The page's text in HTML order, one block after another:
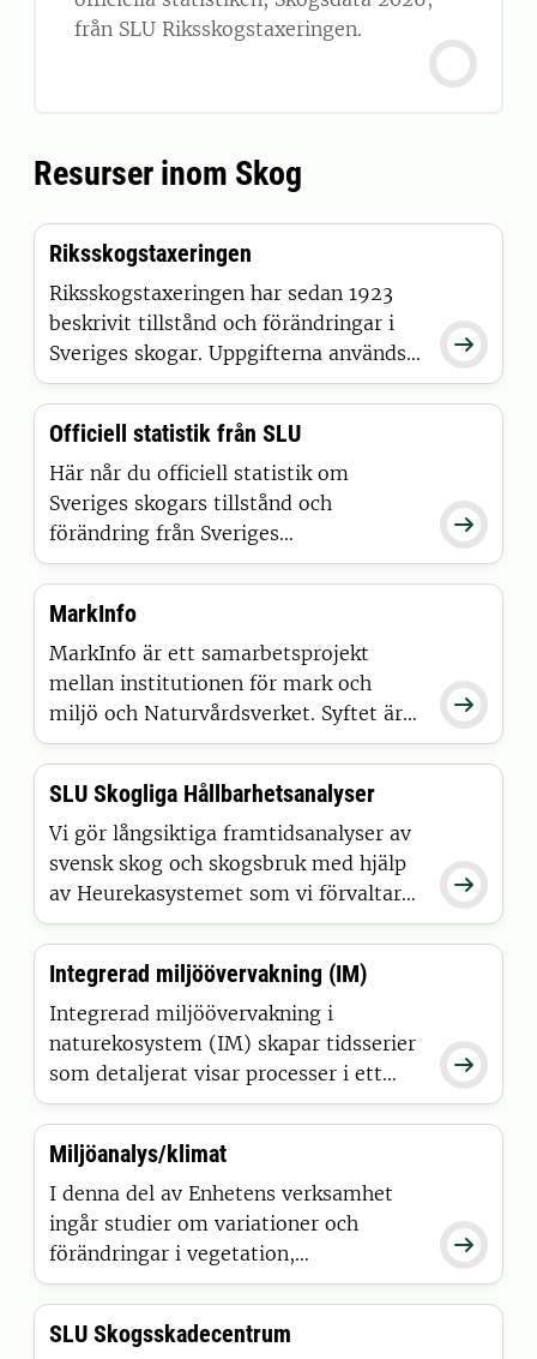
från SLU Riksskogstaxeringen.
Resurser inom Skog

Riksskogstaxeringen
Riksskogstaxeringen har sedan 1923
beskrivit tillstånd och förändringar i
Sveriges skogar. Uppgifterna används
exempelvis för uppföljning och
utvärdering av aktuell skogs-, miljö-
och energipolitik. Riksskogstaxeringen
är en del av Sveriges officiella statistik.

Officiell statistik från SLU
Här når du officiell statistik om
Sveriges skogars tillstånd och
förändring från Sveriges
lantbruksuniversitet, SLU.

MarkInfo
MarkInfo är ett samarbetsprojekt
mellan institutionen för mark och
miljö och Naturvårdsverket. Syftet är
att sprida översiktlig information om
markegenskaper och vegetation för
skogsmark i Sverige.

SLU Skogliga Hållbarhetsanalyser
Vi gör långsiktiga framtidsanalyser av
svensk skog och skogsbruk med hjälp
av Heurekasystemet som vi förvaltar
och vidareutvecklar.

Integrerad miljöövervakning (IM)
Integrerad miljöövervakning i
naturekosystem (IM) skapar tidsserier
som detaljerat visar processer i ett
begränsat antal områden som täcker
olika geografiska-, depositions- och
klimatgradienter över landet. Även
storskalig påverkan på ekosystemen
studeras.

Miljöanalys/klimat
I denna del av Enhetens verksamhet
ingår studier om variationer och
förändringar i vegetation,
skogstillstånd, mark- och
vattenförhållanden samt
referensklimatmätningar vid
SLU Skogsskadecentrum